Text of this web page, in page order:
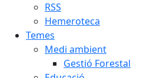
RSS
Hemeroteca
Temes
Medi ambient
Gestió Forestal